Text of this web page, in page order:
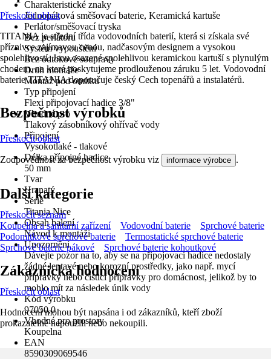
Charakteristické znaky
Jednopáková směšovací baterie, Keramická kartuše
Perlátor/směšovací tryska
Bez perlátoru
Systém vypouštění
Bez odtokové soupravy
Druh montáže
Montáž pod omítku
Typ připojení
Flexi připojovací hadice 3/8"
Vhodné pro
Tlakový zásobníkový ohřívač vody
Připojení
Vysokotlaké - tlakové
Délka přípojné hadice
50 mm
Tvar
Hranatý
Série
Titania Nice
Obsah balení
Návod k montáži
Upozornění
Dávejte pozor na to, aby se na připojovací hadice nedostaly
žádné leptavé nebo korozní prostředky, jako např. mycí
přípravky nebo čisticí přípravky pro domácnost, jelikož by to
mohlo mít za následek únik vody
Kód výrobku
97050,0
Vhodné pro prostory
Koupelna
EAN
8590309069546
Přeskočit oblast
TITANIA je střední třída vodovodních baterií, která si získala své
příznivce zajímavou cenou, nadčasovým designem a vysokou
spolehlivostí. Jsou osazené spolehlivou keramickou kartuší s plynulým
chodem, na které poskytujeme prodlouženou záruku 5 let. Vodovodní
baterie TITANIA doporučuje český Cech topenářů a instalatérů.
Bezpečnost výrobků
Přeskočit oblast
Zodpovědnost za bezpečnost výrobku viz informace výrobce .
Další kategorie
Přeskočit seznam
Koupelna a sanitární zařízení
Vodovodní baterie
Sprchové baterie
Podomítkové sprchové baterie
Termostatické sprchové baterie
Sprchové baterie pákové
Sprchové baterie kohoutkové
Zákaznická hodnocení
Přeskočit oblast
Hodnocení mohou být napsána i od zákazníků, kteří zboží
prokazatelně nepoužili nebo nekoupili.